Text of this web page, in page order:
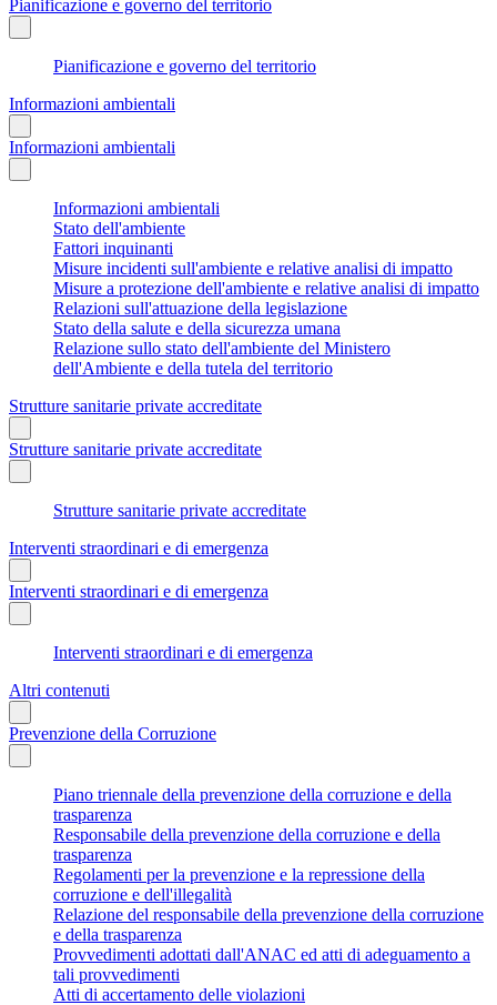
Pianificazione e governo del territorio
Pianificazione e governo del territorio
Informazioni ambientali
Informazioni ambientali
Informazioni ambientali
Stato dell'ambiente
Fattori inquinanti
Misure incidenti sull'ambiente e relative analisi di impatto
Misure a protezione dell'ambiente e relative analisi di impatto
Relazioni sull'attuazione della legislazione
Stato della salute e della sicurezza umana
Relazione sullo stato dell'ambiente del Ministero
dell'Ambiente e della tutela del territorio
Strutture sanitarie private accreditate
Strutture sanitarie private accreditate
Strutture sanitarie private accreditate
Interventi straordinari e di emergenza
Interventi straordinari e di emergenza
Interventi straordinari e di emergenza
Altri contenuti
Prevenzione della Corruzione
Piano triennale della prevenzione della corruzione e della
trasparenza
Responsabile della prevenzione della corruzione e della
trasparenza
Regolamenti per la prevenzione e la repressione della
corruzione e dell'illegalità
Relazione del responsabile della prevenzione della corruzione
e della trasparenza
Provvedimenti adottati dall'ANAC ed atti di adeguamento a
tali provvedimenti
Atti di accertamento delle violazioni